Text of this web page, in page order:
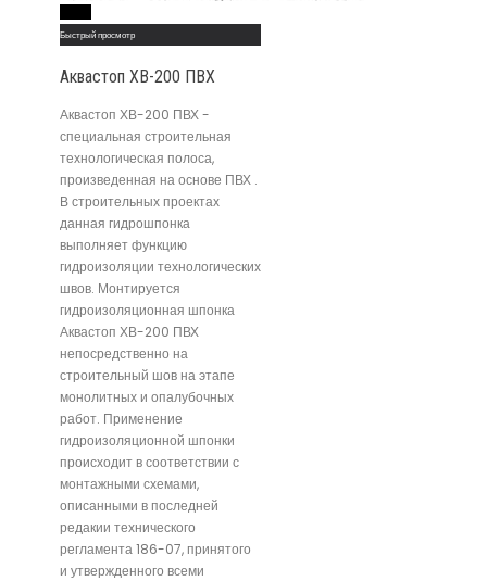
Быстрый просмотр
Аквастоп ХВ-200 ПВХ
Аквастоп ХВ-200 ПВХ -
специальная строительная
технологическая полоса,
произведенная на основе ПВХ .
В строительных проектах
данная гидрошпонка
выполняет функцию
гидроизоляции технологических
швов. Монтируется
гидроизоляционная шпонка
Аквастоп ХВ-200 ПВХ
непосредственно на
строительный шов на этапе
монолитных и опалубочных
работ. Применение
гидроизоляционной шпонки
происходит в соответствии с
монтажными схемами,
описанными в последней
редакии технического
регламента 186-07, принятого
и утвержденного всеми